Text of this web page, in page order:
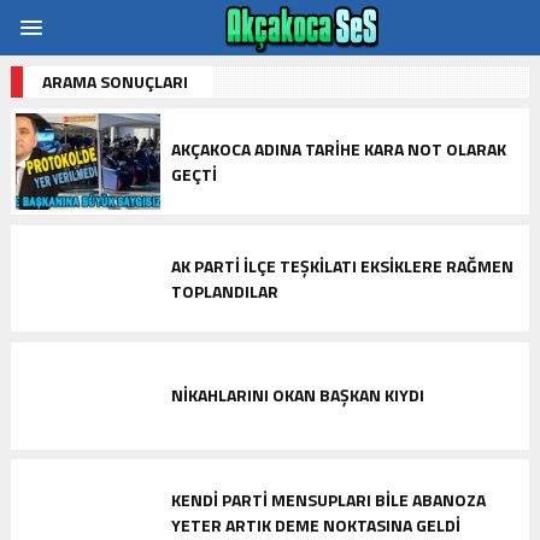
ARAMA SONUÇLARI
AKÇAKOCA ADINA TARIHE KARA NOT OLARAK
GEÇTI
AK PARTI İLÇE TEŞKILATI EKSIKLERE RAĞMEN
TOPLANDILAR
NIKAHLARINI OKAN BAŞKAN KIYDI
KENDI PARTI MENSUPLARI BILE ABANOZA
YETER ARTIK DEME NOKTASINA GELDI